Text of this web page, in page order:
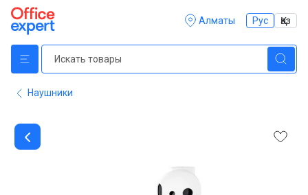
Алматы Рус Қаз
Наушники